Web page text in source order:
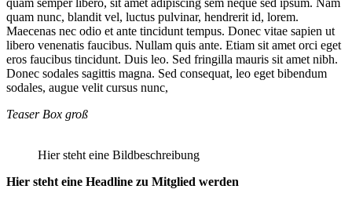
quam nunc, blandit vel, luctus pulvinar, hendrerit id, lorem.
Maecenas nec odio et ante tincidunt tempus. Donec vitae sapien ut
libero venenatis faucibus. Nullam quis ante. Etiam sit amet orci eget
eros faucibus tincidunt. Duis leo. Sed fringilla mauris sit amet nibh.
Donec sodales sagittis magna. Sed consequat, leo eget bibendum
sodales, augue velit cursus nunc,
Teaser Box groß
Hier steht eine Bildbeschreibung
Hier steht eine Headline zu Mitglied werden